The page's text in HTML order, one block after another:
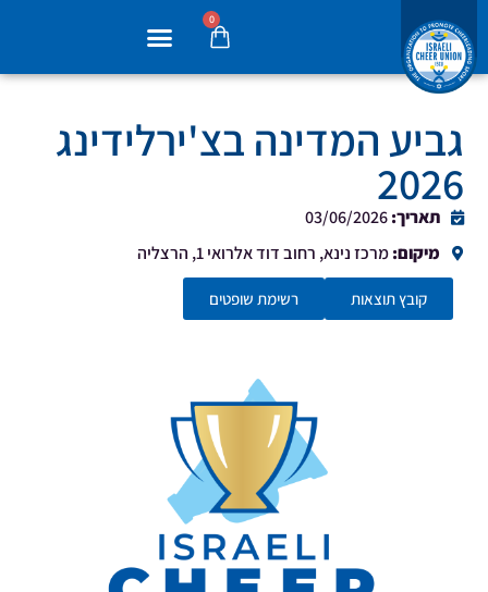
0
גביע המדינה בצ'ירלידינג
2026
תאריך:03/06/2026
מיקום:מרכז נינא, רחוב דוד אלרואי 1, הרצליה
קובץ תוצאות רשימת שופטים